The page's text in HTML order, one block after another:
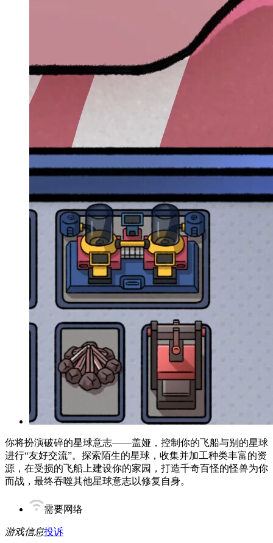
你将扮演破碎的星球意志——盖娅，控制你的飞船与别的星球
进行“友好交流”。探索陌生的星球，收集并加工种类丰富的资
源，在受损的飞船上建设你的家园，打造千奇百怪的怪兽为你
而战，最终吞噬其他星球意志以修复自身。
需要网络
游戏信息投诉